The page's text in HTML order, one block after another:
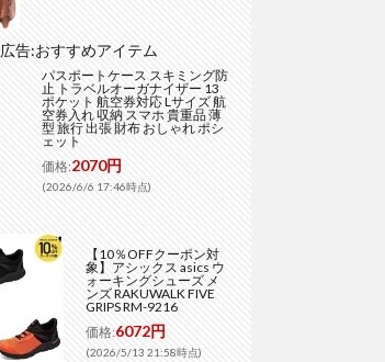
広告:おすすめアイテム
パスポートケース スキミング防
止 トラベルオーガナイザー 13
ポケット 航空券対応 Lサイズ 航
空券入れ 収納 スマホ 貴重品 薄
型 旅行 出張 財布 おしゃれ ポシ
ェット
価格:2070円
(2026/6/6 17:46時点)
【10％OFFクーポン対
象】アシックス asics ウ
ォーキングシューズ メ
ンズ RAKUWALK FIVE
GRIPS RM-9216
価格:6072円
(2026/5/13 21:58時点)